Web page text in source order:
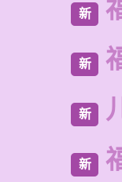
新
新
新
新